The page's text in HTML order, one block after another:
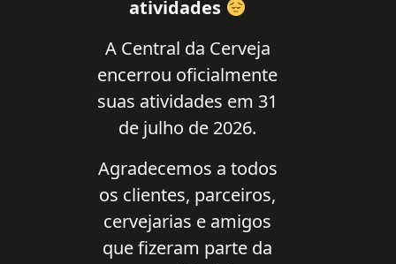
atividades
A Central da Cerveja
encerrou oficialmente
suas atividades em 31
de julho de 2026.
Agradecemos a todos
os clientes, parceiros,
cervejarias e amigos
que fizeram parte da